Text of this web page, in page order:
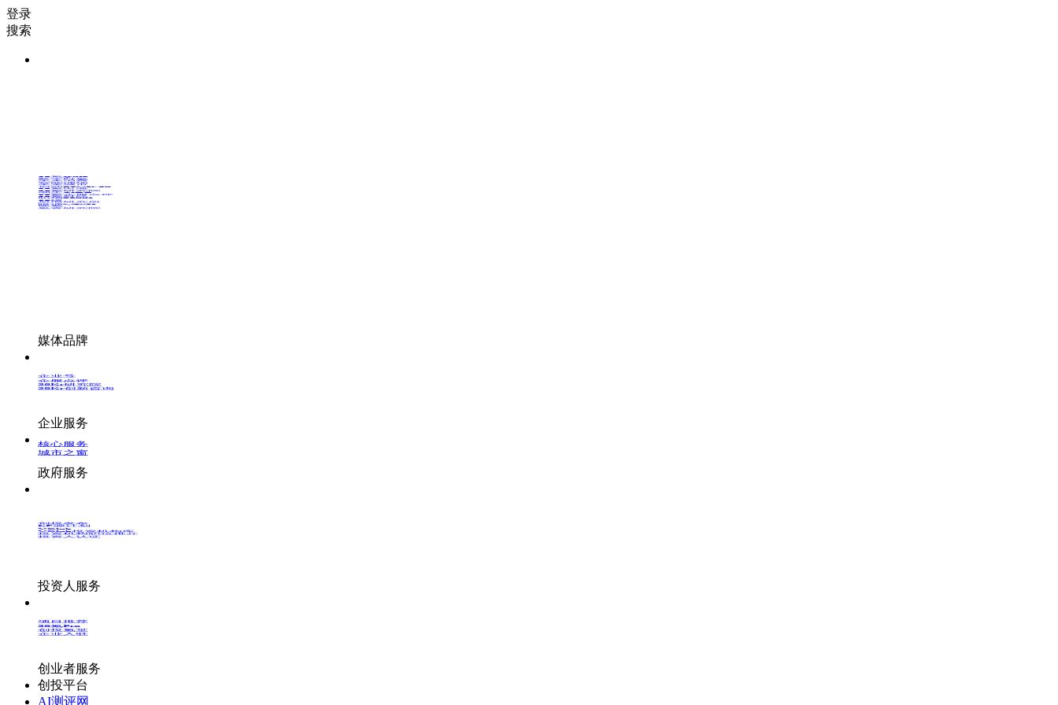
登录
搜索
36氪Auto
未来消费
未来城市
36氪出海
硬氪
媒体品牌
企业号
企服点评
36Kr研究院
36Kr创新咨询
企业服务
核心服务
城市之窗
政府服务
创投发布
LP源计划
VClub
VClub投资机构库
投资机构职位推介
投资人认证
投资人服务
项目推荐
36氪Pro
创投氪堂
企业入驻
创业者服务
创投平台
AI测评网